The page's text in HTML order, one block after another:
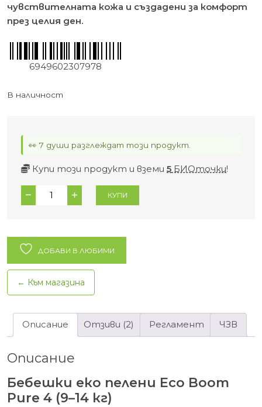
чувствителната кожа и създадени за комфорт
през целия ден.
6949602307978
В наличност
👀 7 души разглеждат този продукт.
Купи този продукт и вземи 5 БИОточки!
количество
за
пелени
Eco
КУПИ
ДОБАВИ В ЛЮБИМИ
← Към магазина
Описание Отзиви (2) Регламент ЧЗВ
Описание
Бебешки еко пелени Eco Boom
Pure 4 (9–14 кг)